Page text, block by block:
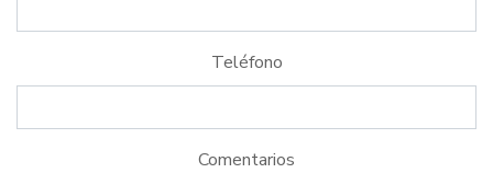
Teléfono
Comentarios